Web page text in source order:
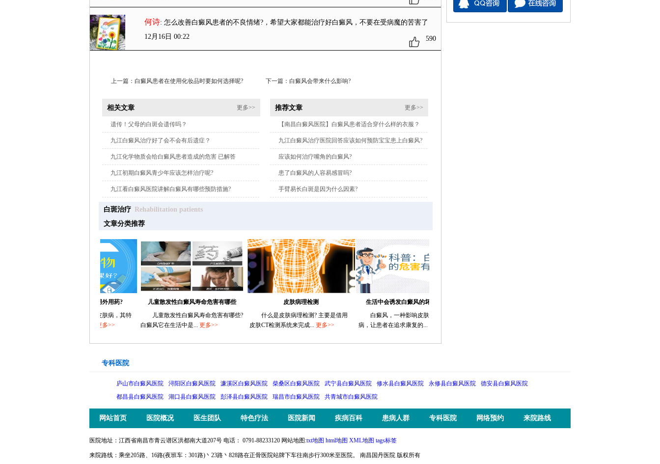
何诗: 怎么改善白癜风患者的不良情绪?，希望大家都能治疗好白癜风，不要在受病魔的苦害了
12月16日 00:22
590
上一篇： 白癜风患者在使用化妆品时要如何选择呢? 下一篇： 白癜风会带来什么影响?
相关文章 更多>>
遗传！父母的白斑会遗传吗？
九江白癜风治疗好了会不会有后遗症？
九江化学物质会给白癜风患者造成的危害 已解答
九江初期白癜风青少年应该怎样治疗呢?
九江看白癜风医院讲解白癜风有哪些预防措施?
推荐文章 更多>>
【南昌白癜风医院】白癜风患者适合穿什么样的衣服？
九江白癜风治疗医院回答应该如何预防宝宝患上白癜风?
应该如何治疗嘴角的白癜风?
患了白癜风的人容易感冒吗?
手臂易长白斑是因为什么因素?
白斑治疗
Rehabilitation patients
文章分类推荐
白癜风患者有哪些常用外用药?
白癜风是一种常见的皮肤病，其特
儿童散发性白癜风寿命危害有哪些
儿童散发性白癜风寿命危害有哪些?
白癜风它在生活中是...更多>>
皮肤病理检测
什么是皮肤病理检测? 主要是借用
皮肤CT检测系统来完成...更多>>
生活中会诱发白癜风的坏习惯都有
白癜风，一种影响皮肤色素的疾
病，让患者在追求康复的...更多>>
专科医院
庐山市白癜风医院 浔阳区白癜风医院 濂溪区白癜风医院 柴桑区白癜风医院 武宁县白癜风医院 修水县白癜风医院 永修县白癜风医院
德安县白癜风医院
都昌县白癜风医院
湖口县白癜风医院 彭泽县白癜风医院 瑞昌市白癜风医院 共青城市白癜风医院
网站首页 医院概况 医生团队 特色疗法 医院新闻 疾病百科 患病人群 专科医院 网络预约 来院路线
医院地址：江西省南昌市青云谱区洪都南大道207号 电话： 0791-88233120 网站地图:txt地图 html地图 XML地图 tags标签
来院路线：乘坐205路、16路(夜班车：301路)丶23路丶828路在正骨医院站牌下车往南步行300米至医院。 南昌国丹医院 版权所有